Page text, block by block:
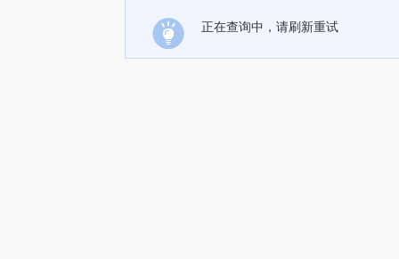
正在查询中，请刷新重试